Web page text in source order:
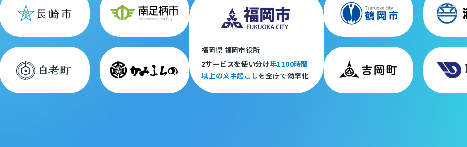
福岡県 福岡市役所
2サービスを使い分け年1100時間
以上の文字起こしを全庁で効率化